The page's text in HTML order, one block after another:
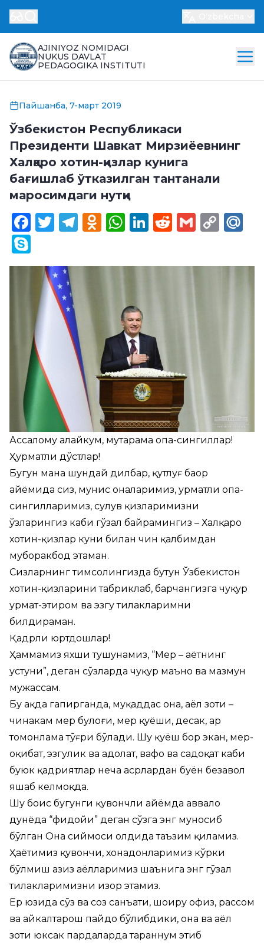
AJINIYOZ NOMIDAGI
NUKUS DAVLAT
PEDAGOGIKA INSTITUTI
Пайшанба, 7-март 2019
Ўзбекистон Республикаси
Президенти Шавкат Мирзиёевнинг
Халқаро хотин-қизлар кунига
бағишлаб ўтказилган тантанали
маросимдаги нутқи
Facebook
Twitter
Telegram
Odnoklassniki
WhatsApp
LinkedIn
Reddit
Gmail
Ассалому алайкум, муҳтарама опа-сингиллар!
Ҳурматли дўстлар!
Бугун мана шундай дилбар, қутлуғ баҳор
айёмида сиз, мунис оналаримиз, ҳурматли опа-
сингилларимиз, сулув қизларимизни
ўзларингиз каби гўзал байрамингиз – Халқаро
хотин-қизлар куни билан чин қалбимдан
муборакбод этаман.
Сизларнинг тимсолингизда бутун Ўзбекистон
хотин-қизларини табриклаб, барчангизга чуқур
ҳурмат-эҳтиром ва эзгу тилакларимни
билдираман.
Қадрли юртдошлар!
Ҳаммамиз яхши тушунамиз, “Меҳр – ҳаётнинг
устуни”, деган сўзларда чуқур маъно ва мазмун
мужассам.
Бу ҳақда гапирганда, муқаддас она, аёл зоти –
чинакам меҳр булоғи, меҳр қуёши, десак, ҳар
томонлама тўғри бўлади. Шу қуёш бор экан, меҳр-
оқибат, эзгулик ва адолат, вафо ва садоқат каби
буюк қадриятлар неча асрлардан буён безавол
яшаб келмоқда.
Шу боис бугунги қувончли айёмда аввало
дунёда “фидойи” деган сўзга энг муносиб
бўлган Она сиймоси олдида таъзим қиламиз.
Ҳаётимиз қувончи, хонадонларимиз кўрки
бўлмиш азиз аёлларимиз шаънига энг гўзал
тилакларимизни изҳор этамиз.
Ер юзида сўз ва соз санъати, шоиру ҳофиз, рассом
ва ҳайкалтарош пайдо бўлибдики, она ва аёл
зоти юксак пардаларда тараннум этиб